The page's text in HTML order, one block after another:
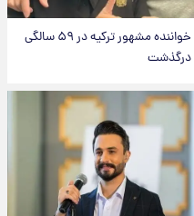
خواننده مشهور ترکیه در ۵۹ سالگی
درگذشت